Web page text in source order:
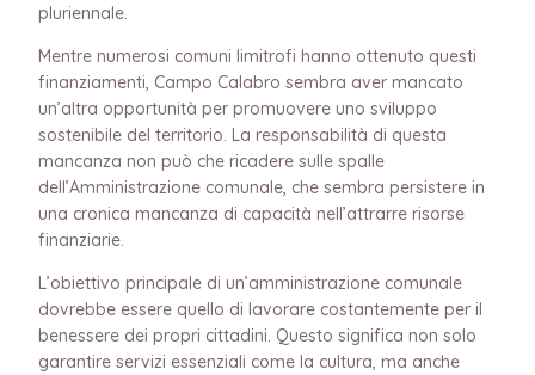
pluriennale.
Mentre numerosi comuni limitrofi hanno ottenuto questi
finanziamenti, Campo Calabro sembra aver mancato
un’altra opportunità per promuovere uno sviluppo
sostenibile del territorio. La responsabilità di questa
mancanza non può che ricadere sulle spalle
dell’Amministrazione comunale, che sembra persistere in
una cronica mancanza di capacità nell’attrarre risorse
finanziarie.
L’obiettivo principale di un’amministrazione comunale
dovrebbe essere quello di lavorare costantemente per il
benessere dei propri cittadini. Questo significa non solo
garantire servizi essenziali come la cultura, ma anche